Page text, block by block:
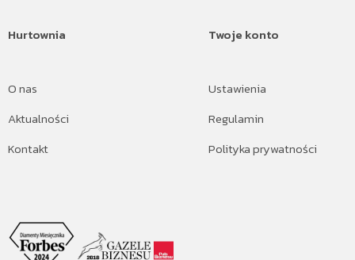
Hurtownia
O nas
Aktualności
Kontakt
Twoje konto
Ustawienia
Regulamin
Polityka prywatności